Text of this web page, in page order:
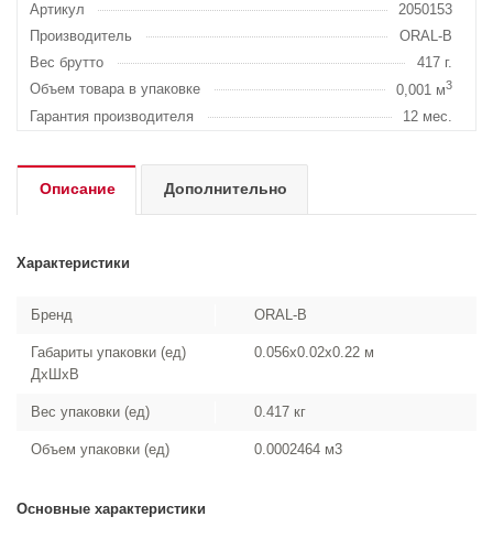
Артикул
2050153
Производитель
ORAL-B
Вес брутто
417 г.
Объем товара в упаковке
0,001 м3
Гарантия производителя 12 мес.
Описание Дополнительно
Характеристики
Бренд ORAL-B
Габариты упаковки (ед)
ДхШхВ
0.056x0.02x0.22 м
Вес упаковки (ед) 0.417 кг
Объем упаковки (ед) 0.0002464 м3
Основные характеристики